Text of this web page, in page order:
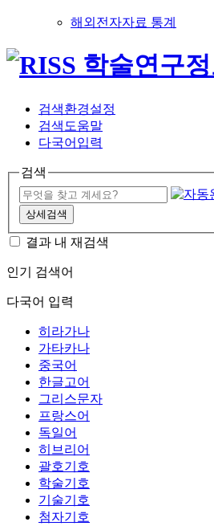
해외전자자료 통계
검색환경설정
검색도움말
다국어입력
검색
상세검색
결과 내 재검색
인기 검색어
다국어 입력
히라가나
가타카나
중국어
한글고어
그리스문자
프랑스어
독일어
히브리어
괄호기호
학술기호
기술기호
첨자기호